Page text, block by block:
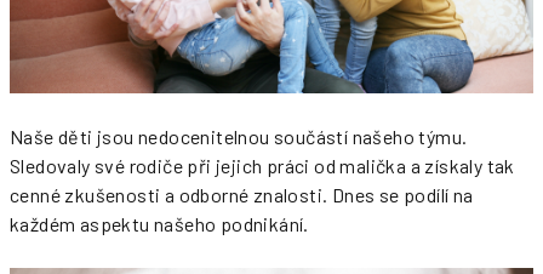
Naše děti jsou nedocenitelnou součástí našeho týmu.
Sledovaly své rodiče při jejich práci od malička a získaly tak
cenné zkušenosti a odborné znalosti. Dnes se podílí na
každém aspektu našeho podnikání.